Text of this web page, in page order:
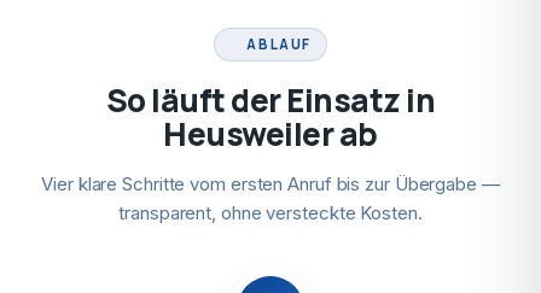
ABLAUF
So läuft der Einsatz in
Heusweiler ab
Vier klare Schritte vom ersten Anruf bis zur Übergabe —
transparent, ohne versteckte Kosten.